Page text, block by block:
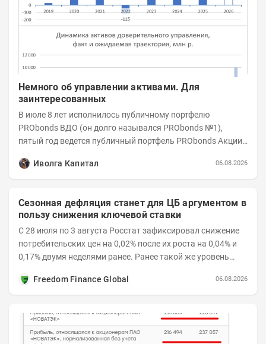
Немного об управлении активами. Для
заинтересованных
В июле 8 лет исполнилось публичному портфелю
PRObonds ВДО (он долго назывался PRObonds №1),
пятый год ведется публичный портфель PRObonds Акции /
Иволга Капитал
06.08.2026
Сезонная дефляция станет для ЦБ аргументом в
пользу снижения ключевой ставки
С 28 июля по 3 августа Росстат зафиксировал снижение
потребительских цен на 0,02% после их роста на 0,04% и
0,17% двумя неделями ранее. Ранее такой же уровень
Freedom Finance Global
06.08.2026